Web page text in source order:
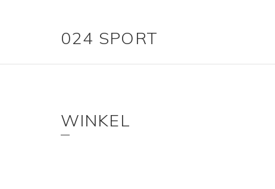
024 SPORT
WINKEL